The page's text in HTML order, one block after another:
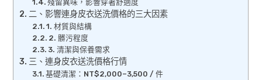
殘留異味，影響穿著舒適度
二、影響連身皮衣送洗價格的三大因素
1. 材質與結構
2. 髒污程度
3. 清潔與保養需求
三、連身皮衣送洗價格行情
基礎清潔：NT$2,000–3,500 / 件